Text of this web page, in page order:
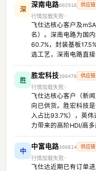
深
深南电路002916 供应链
行情加载失败
飞仕达核心客户及
名）。深南电路为国
60.7%，封装基板
选工艺，深南电路直
胜
胜宏科技300476 供应链
行情加载失败
飞仕达核心客户（新
向已供货。胜宏科技
入占比93.7%），英
力带来的高阶HDI/高多
中
中富电路300814 供应链
行情加载失败
飞仕达近期已有订单